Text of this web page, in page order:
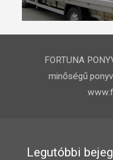
FORTUNA
minőségű
Legutóbbi